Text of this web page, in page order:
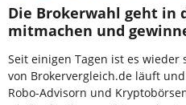
Die Brokerwahl geht in
mitmachen und
Seit einigen Tagen ist es wieder
von Brokervergleich.de läuft
Robo-Advisorn und